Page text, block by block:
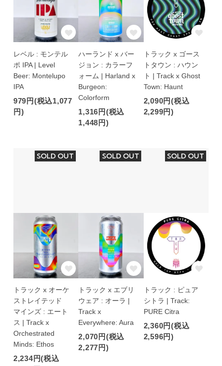
レベル : モンテル
ポ IPA | Level
Beer: Montelupo
IPA
979円(税込1,077
円)
ハーランド x バー
ジョン : カラーフ
ォーム | Harland x
Burgeon:
Colorform
1,316円(税込
1,448円)
トラック x ゴース
トタウン : ハウン
ト | Track x Ghost
Town: Haunt
2,090円(税込
2,299円)
SOLD OUT
トラック x オーケ
ストレイテッド
マインズ : エート
ス | Track x
Orchestrated
Minds: Ethos
2,234円(税込
SOLD OUT
トラック x エブリ
ウェア : オーラ |
Track x
Everywhere: Aura
2,070円(税込
2,277円)
SOLD OUT
トラック : ピュア
シトラ | Track:
PURE Citra
2,360円(税込
2,596円)